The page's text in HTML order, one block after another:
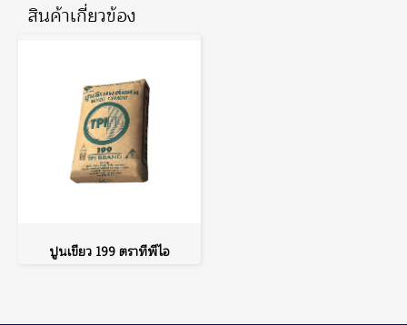
สินค้าเกี่ยวข้อง
ปูนเขียว 199 ตราทีพีไอ